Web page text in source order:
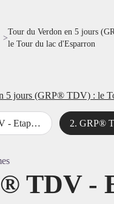
>
Tour du Verdon en 5 jours
le Tour du lac d'Esparron
5 jours (GRP® TDV) : le
- St-Martin-de-Brômes 2.GRP® TDV - Etape 2 : St-
TDV -